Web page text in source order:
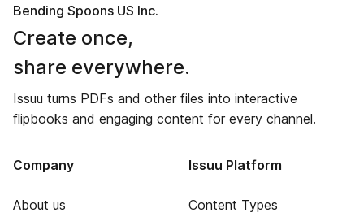
Bending Spoons US Inc.
Create once,
share everywhere.
Issuu turns PDFs and other files into interactive
flipbooks and engaging content for every channel.
Company
About us
Issuu Platform
Content Types